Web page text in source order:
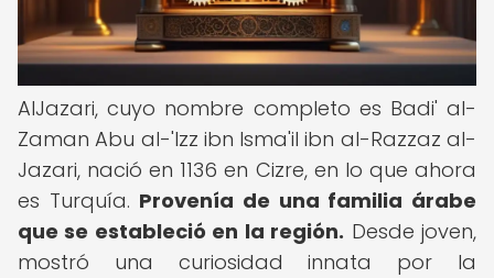
AlJazari, cuyo nombre completo es Badi' al-
Zaman Abu al-'Izz ibn Isma'il ibn al-Razzaz al-
Jazari, nació en 1136 en Cizre, en lo que ahora
es Turquía. Provenía de una familia árabe
que se estableció en la región. Desde joven,
mostró una curiosidad innata por la